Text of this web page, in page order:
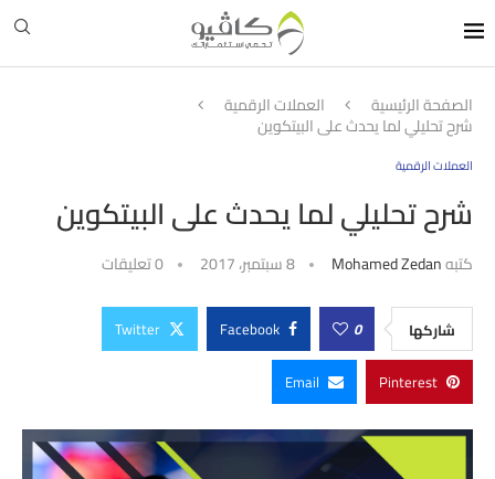
الصفحة الرئيسية العملات الرقمية
شرح تحليلي لما يحدث على البيتكوين
العملات الرقمية
شرح تحليلي لما يحدث على البيتكوين
كتبهMohamed Zedan 8 سبتمبر، 2017 0 تعليقات
شاركها 0
Facebook
Twitter
Pinterest
Email